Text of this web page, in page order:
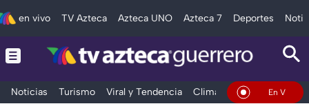
en vivo TV Azteca Azteca UNO Azteca 7 Deportes
Noticias Turismo Viral y Tendencia Clima DeportesEn Vivo